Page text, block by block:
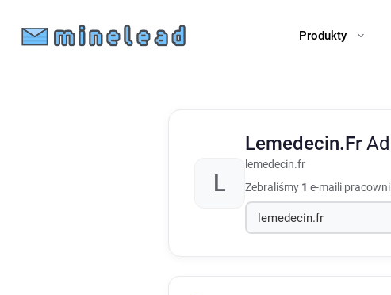
Produkty
L
Lemedecin.Fr
lemedecin.fr
Zebraliśmy 1 e-maili